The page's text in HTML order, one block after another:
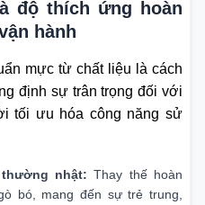
độ thích ứng hoàn
hành
mực từ chất liệu là cách
định sự trân trọng đối với
tối ưu hóa công năng sử
nhật: Thay thế hoàn
bó, mang đến sự trẻ trung,